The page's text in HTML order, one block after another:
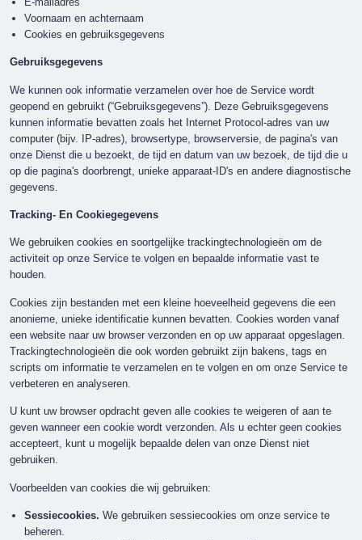
Voornaam en achternaam
Cookies en gebruiksgegevens
Gebruiksgegevens
We kunnen ook informatie verzamelen over hoe de Service wordt
geopend en gebruikt (“Gebruiksgegevens”). Deze Gebruiksgegevens
kunnen informatie bevatten zoals het Internet Protocol-adres van uw
computer (bijv. IP-adres), browsertype, browserversie, de pagina's van
onze Dienst die u bezoekt, de tijd en datum van uw bezoek, de tijd die u
op die pagina's doorbrengt, unieke apparaat-ID's en andere diagnostische
gegevens.
Tracking- En Cookiegegevens
We gebruiken cookies en soortgelijke trackingtechnologieën om de
activiteit op onze Service te volgen en bepaalde informatie vast te
houden.
Cookies zijn bestanden met een kleine hoeveelheid gegevens die een
anonieme, unieke identificatie kunnen bevatten. Cookies worden vanaf
een website naar uw browser verzonden en op uw apparaat opgeslagen.
Trackingtechnologieën die ook worden gebruikt zijn bakens, tags en
scripts om informatie te verzamelen en te volgen en om onze Service te
verbeteren en analyseren.
U kunt uw browser opdracht geven alle cookies te weigeren of aan te
geven wanneer een cookie wordt verzonden. Als u echter geen cookies
accepteert, kunt u mogelijk bepaalde delen van onze Dienst niet
gebruiken.
Voorbeelden van cookies die wij gebruiken:
Sessiecookies. We gebruiken sessiecookies om onze service te
beheren.